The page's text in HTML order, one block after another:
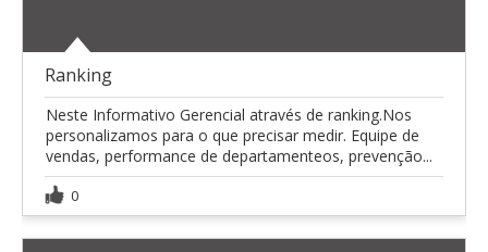
Ranking
Neste Informativo Gerencial através de ranking.Nos
personalizamos para o que precisar medir. Equipe de
vendas, performance de departamenteos, prevenção...
0